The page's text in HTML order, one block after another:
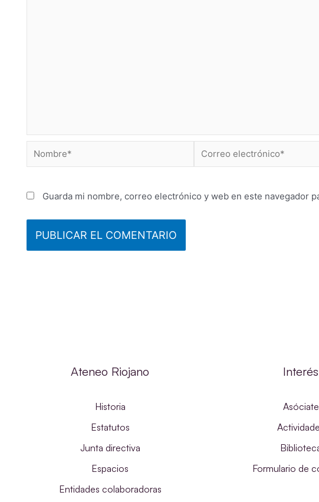
Guarda mi nombre, correo electrónico y web en este navegador
Ateneo Riojano
Historia
Estatutos
Junta directiva
Espacios
Entidades colaboradoras
Interés
Asóciate
Formulario de